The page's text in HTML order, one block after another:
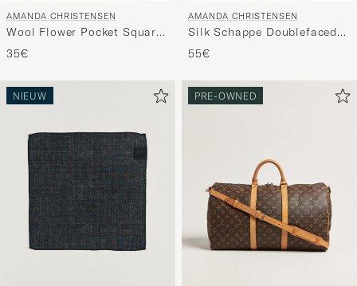
AMANDA CHRISTENSEN
Wool Flower Pocket Square
Navy
35€
AMANDA CHRISTENSEN
Silk Schappe Doublefaced
Pocket Square Beige
55€
NIEUW PRE-OWNED